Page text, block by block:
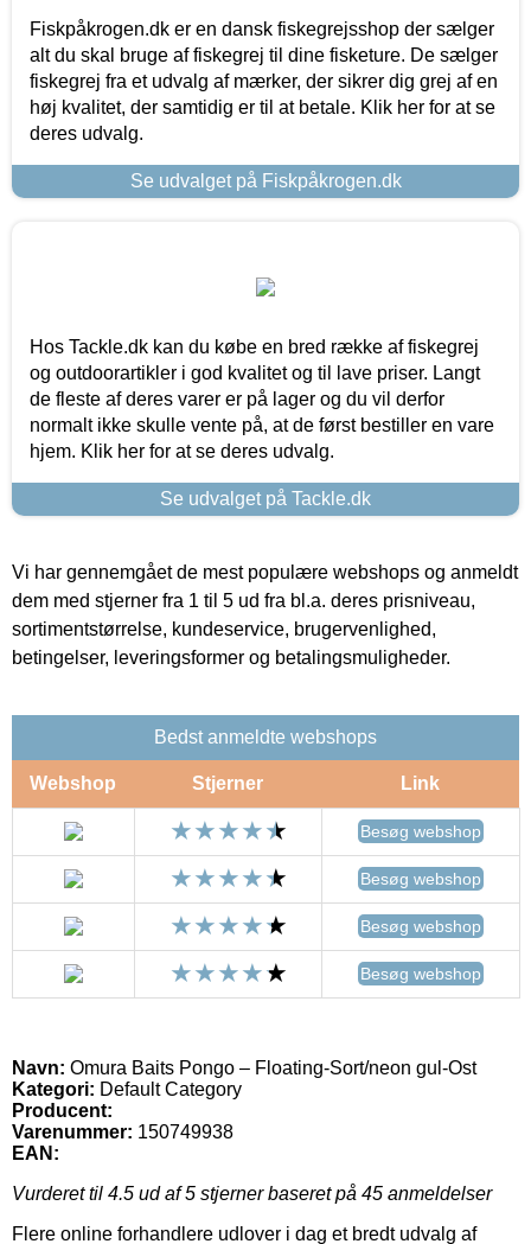
Fiskpåkrogen.dk er en dansk fiskegrejsshop der sælger
alt du skal bruge af fiskegrej til dine fisketure. De sælger
fiskegrej fra et udvalg af mærker, der sikrer dig grej af en
høj kvalitet, der samtidig er til at betale. Klik her for at se
deres udvalg.
Se udvalget på Fiskpåkrogen.dk
Hos Tackle.dk kan du købe en bred række af fiskegrej
og outdoorartikler i god kvalitet og til lave priser. Langt
de fleste af deres varer er på lager og du vil derfor
normalt ikke skulle vente på, at de først bestiller en vare
hjem. Klik her for at se deres udvalg.
Se udvalget på Tackle.dk
Vi har gennemgået de mest populære webshops og anmeldt
dem med stjerner fra 1 til 5 ud fra bl.a. deres prisniveau,
sortimentstørrelse, kundeservice, brugervenlighed,
betingelser, leveringsformer og betalingsmuligheder.
Bedst anmeldte webshops
Webshop Stjerner Link
Besøg webshop
Besøg webshop
Besøg webshop
Besøg webshop
Navn: Omura Baits Pongo – Floating-Sort/neon gul-Ost
Kategori: Default Category
Producent:
Varenummer: 150749938
EAN:
Vurderet til 4.5 ud af 5 stjerner baseret på 45 anmeldelser
Flere online forhandlere udlover i dag et bredt udvalg af